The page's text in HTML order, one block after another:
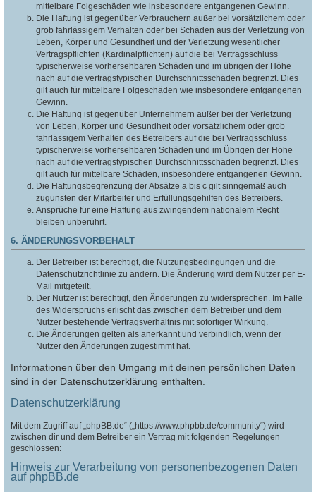
mittelbare Folgeschäden wie insbesondere entgangenen Gewinn.
Die Haftung ist gegenüber Verbrauchern außer bei vorsätzlichem oder
grob fahrlässigem Verhalten oder bei Schäden aus der Verletzung von
Leben, Körper und Gesundheit und der Verletzung wesentlicher
Vertragspflichten (Kardinalpflichten) auf die bei Vertragsschluss
typischerweise vorhersehbaren Schäden und im übrigen der Höhe
nach auf die vertragstypischen Durchschnittsschäden begrenzt. Dies
gilt auch für mittelbare Folgeschäden wie insbesondere entgangenen
Gewinn.
Die Haftung ist gegenüber Unternehmern außer bei der Verletzung
von Leben, Körper und Gesundheit oder vorsätzlichem oder grob
fahrlässigem Verhalten des Betreibers auf die bei Vertragsschluss
typischerweise vorhersehbaren Schäden und im Übrigen der Höhe
nach auf die vertragstypischen Durchschnittsschäden begrenzt. Dies
gilt auch für mittelbare Schäden, insbesondere entgangenen Gewinn.
Die Haftungsbegrenzung der Absätze a bis c gilt sinngemäß auch
zugunsten der Mitarbeiter und Erfüllungsgehilfen des Betreibers.
Ansprüche für eine Haftung aus zwingendem nationalem Recht
bleiben unberührt.
6. ÄNDERUNGSVORBEHALT
Der Betreiber ist berechtigt, die Nutzungsbedingungen und die
Datenschutzrichtlinie zu ändern. Die Änderung wird dem Nutzer per E-
Mail mitgeteilt.
Der Nutzer ist berechtigt, den Änderungen zu widersprechen. Im Falle
des Widerspruchs erlischt das zwischen dem Betreiber und dem
Nutzer bestehende Vertragsverhältnis mit sofortiger Wirkung.
Die Änderungen gelten als anerkannt und verbindlich, wenn der
Nutzer den Änderungen zugestimmt hat.
Informationen über den Umgang mit deinen persönlichen Daten
sind in der Datenschutzerklärung enthalten.
Datenschutzerklärung
Mit dem Zugriff auf „phpBB.de“ („https://www.phpbb.de/community“) wird
zwischen dir und dem Betreiber ein Vertrag mit folgenden Regelungen
geschlossen:
Hinweis zur Verarbeitung von personenbezogenen Daten
auf phpBB.de